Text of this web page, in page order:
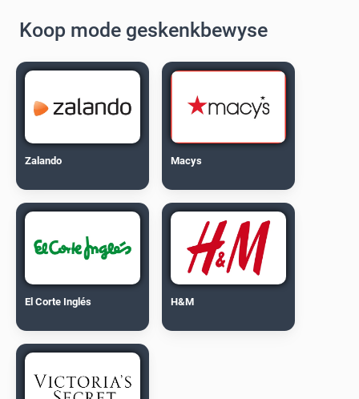
Koop mode geskenkbewyse
Zalando Macys
El Corte Inglés H&M